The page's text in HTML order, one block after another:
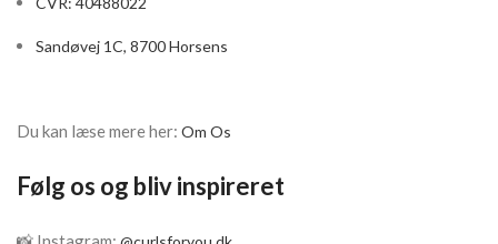
Sandøvej 1C, 8700 Horsens
Du kan læse mere her: Om Os
Følg os og bliv inspireret